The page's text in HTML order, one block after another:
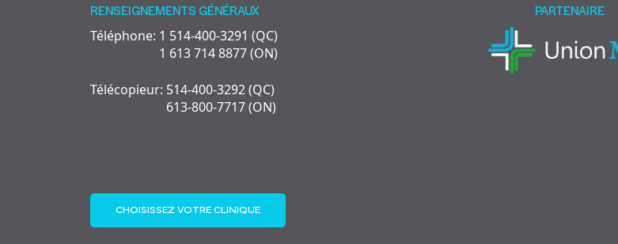
RENSEIGNEMENTS GÉNÉRAUX
Téléphone: 1 514-400-3291 (QC)
1 613 714 8877 (ON)
Télécopieur: 514-400-3292 (QC)
613-800-7717 (ON)
PARTENAIRE
CHOISISSEZ VOTRE CLINIQUE